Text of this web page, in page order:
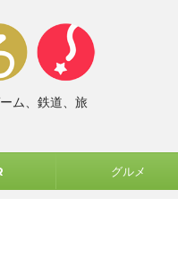
ム、鉄道、旅
グルメ